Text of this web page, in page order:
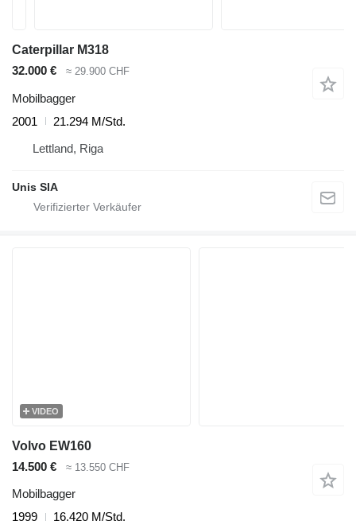
Caterpillar M318
32.000 €
≈ 29.900 CHF
Mobilbagger
2001
21.294 M/Std.
Lettland, Riga
Unis SIA
VIDEO
Volvo EW160
14.500 €
≈ 13.550 CHF
Mobilbagger
1999
16.420 M/Std.